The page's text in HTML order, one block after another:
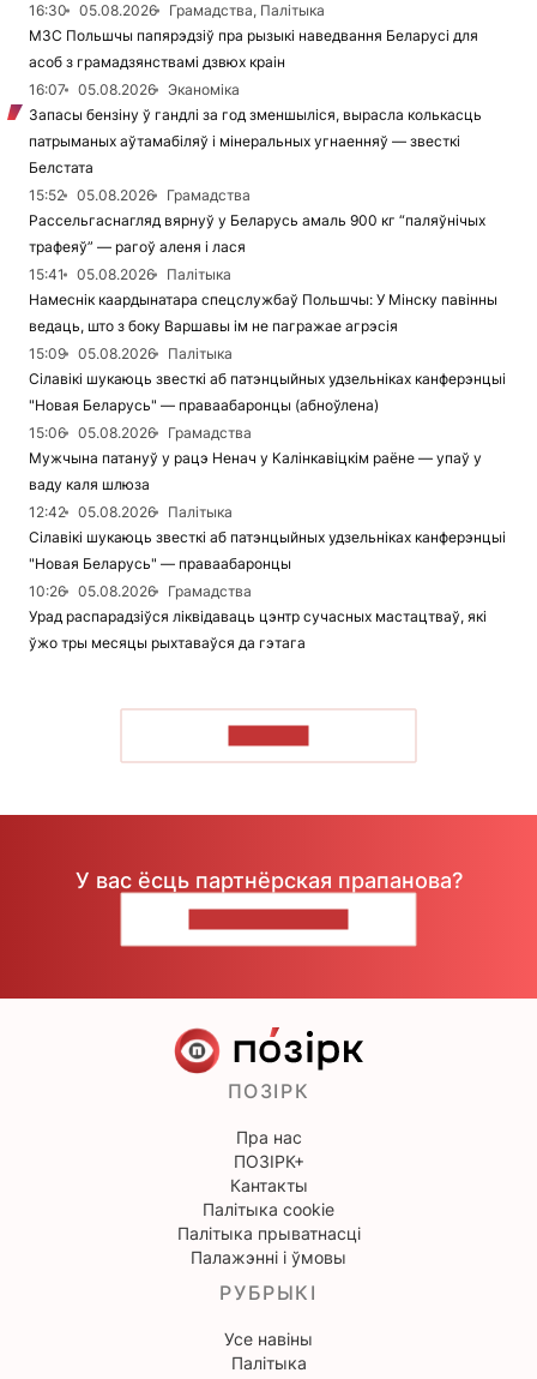
16:30
05.08.2026
Грамадства, Палітыка
МЗС Польшчы папярэдзіў пра рызыкі наведвання Беларусі для
асоб з грамадзянствамі дзвюх краін
16:07
05.08.2026
Эканоміка
Запасы бензіну ў гандлі за год зменшыліся, вырасла колькасць
патрыманых аўтамабіляў і мінеральных угнаенняў — звесткі
Белстата
15:52
05.08.2026
Грамадства
Рассельгаснагляд вярнуў у Беларусь амаль 900 кг “паляўнічых
трафеяў” — рагоў аленя і лася
15:41
05.08.2026
Палітыка
Намеснік каардынатара спецслужбаў Польшчы: У Мінску павінны
ведаць, што з боку Варшавы ім не пагражае агрэсія
15:09
05.08.2026
Палітыка
Сілавікі шукаюць звесткі аб патэнцыйных удзельніках канферэнцыі
"Новая Беларусь" — праваабаронцы (абноўлена)
15:06
05.08.2026
Грамадства
Мужчына патануў у рацэ Ненач у Калінкавіцкім раёне — упаў у
ваду каля шлюза
12:42
05.08.2026
Палітыка
Сілавікі шукаюць звесткі аб патэнцыйных удзельніках канферэнцыі
"Новая Беларусь" — праваабаронцы
10:26
05.08.2026
Грамадства
Урад распарадзіўся ліквідаваць цэнтр сучасных мастацтваў, які
ўжо тры месяцы рыхтаваўся да гэтага
У вас ёсць партнёрская прапанова?
ПОЗІРК
Пра нас
ПОЗІРК+
Кантакты
Палітыка cookie
Палітыка прыватнасці
Палажэнні і ўмовы
РУБРЫКІ
Усе навіны
Палітыка